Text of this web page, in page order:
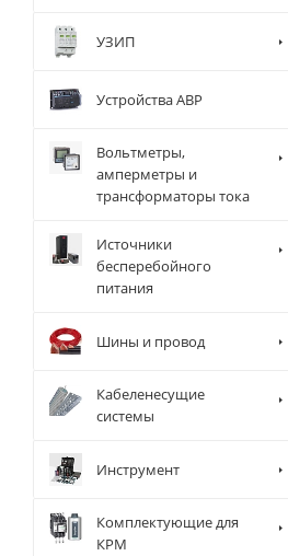
УЗИП
Устройства АВР
Вольтметры,
амперметры и
трансформаторы тока
Источники
бесперебойного
питания
Шины и провод
Кабеленесущие
системы
Инструмент
Комплектующие для
КРМ